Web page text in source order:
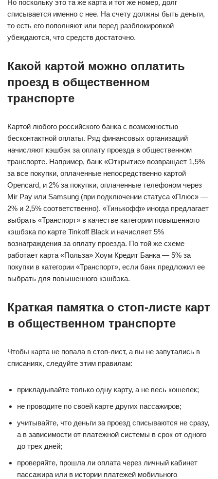
Но поскольку это та же карта и тот же номер, долг
списывается именно с нее. На счету должны быть деньги,
то есть его пополняют или перед разблокировкой
убеждаются, что средств достаточно.
Какой картой можно оплатить
проезд в общественном
транспорте
Картой любого российского банка с возможностью
бесконтактной оплаты. Ряд финансовых организаций
начисляют кэшбэк за оплату проезда в общественном
транспорте. Например, банк «Открытие» возвращает 1,5%
за все покупки, оплаченные непосредственно картой
Opencard, и 2% за покупки, оплаченные телефоном через
Mir Pay или Samsung (при подключении статуса «Плюс» —
2% и 2,5% соответственно). «Тинькофф» иногда предлагает
выбрать «Транспорт» в качестве категории повышенного
кэшбэка по карте Tinkoff Black и начисляет 5%
вознаграждения за оплату проезда. По той же схеме
работает карта «Польза» Хоум Кредит Банка — 5% за
покупки в категории «Транспорт», если банк предложил ее
выбрать для повышенного кэшбэка.
Краткая памятка о стоп-листе карт
в общественном транспорте
Чтобы карта не попала в стоп-лист, а вы не запутались в
списаниях, следуйте этим правилам:
прикладывайте только одну карту, а не весь кошелек;
не проводите по своей карте других пассажиров;
учитывайте, что деньги за проезд списываются не сразу,
а в зависимости от платежной системы в срок от одного
до трех дней;
проверяйте, прошла ли оплата через личный кабинет
пассажира или в истории платежей мобильного